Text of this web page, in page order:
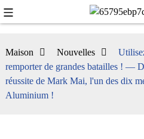
Maison Nouvelles
remporter de grandes batailles ! —
réussite de Mark Mai, l'un des dix
Aluminium !